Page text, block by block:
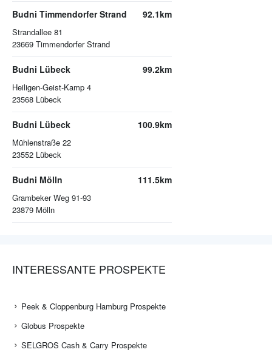
Budni Timmendorfer Strand
Strandallee 81
23669 Timmendorfer Strand
92.1km
Budni Lübeck
Heiligen-Geist-Kamp 4
23568 Lübeck
99.2km
Budni Lübeck
Mühlenstraße 22
23552 Lübeck
100.9km
Budni Mölln
Grambeker Weg 91-93
23879 Mölln
111.5km
INTERESSANTE PROSPEKTE
Peek & Cloppenburg Hamburg Prospekte
Globus Prospekte
SELGROS Cash & Carry Prospekte